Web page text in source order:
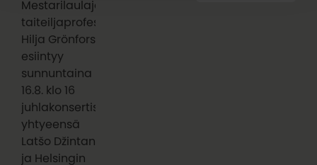
Mestarilaulaja,
taiteiljaprofessori
Hilja Grönfors
esiintyy
sunnuntaina
16.8. klo 16
juhlakonsertissa
yhtyeensä
Latšo Džintan
ja Helsingin